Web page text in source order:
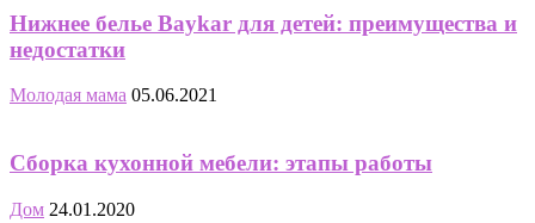
Нижнее белье Baykar для детей: преимущества и
недостатки
Молодая мама 05.06.2021
Сборка кухонной мебели: этапы работы
Дом 24.01.2020